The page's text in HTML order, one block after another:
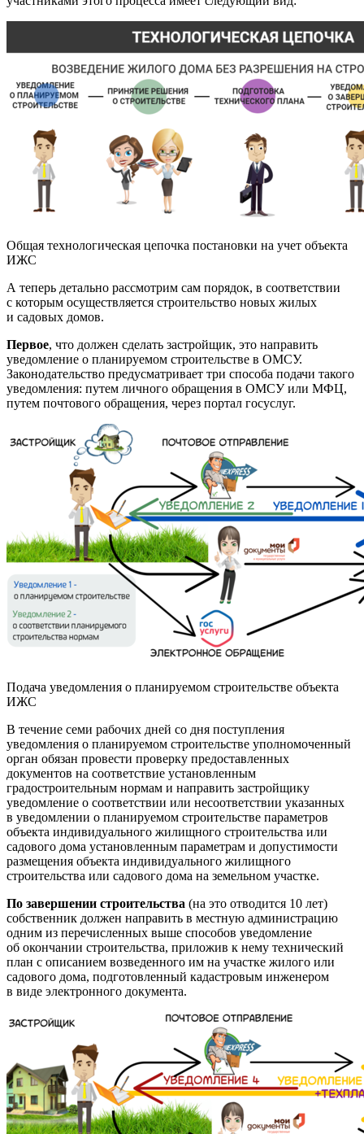
Общая технологическая цепочка постановки на учет объекта
ИЖС
А теперь детально рассмотрим сам порядок, в соответствии
с которым осуществляется строительство новых жилых
и садовых домов.
Первое, что должен сделать застройщик, это направить
уведомление о планируемом строительстве в ОМСУ.
Законодательство предусматривает три способа подачи такого
уведомления: путем личного обращения в ОМСУ или МФЦ,
путем почтового обращения, через портал госуслуг.
Подача уведомления о планируемом строительстве объекта
ИЖС
В течение семи рабочих дней со дня поступления
уведомления о планируемом строительстве уполномоченный
орган обязан провести проверку предоставленных
документов на соответствие установленным
градостроительным нормам и направить застройщику
уведомление о соответствии или несоответствии указанных
в уведомлении о планируемом строительстве параметров
объекта индивидуального жилищного строительства или
садового дома установленным параметрам и допустимости
размещения объекта индивидуального жилищного
строительства или садового дома на земельном участке.
По завершении строительства (на это отводится 10 лет)
собственник должен направить в местную администрацию
одним из перечисленных выше способов уведомление
об окончании строительства, приложив к нему технический
план с описанием возведенного им на участке жилого или
садового дома, подготовленный кадастровым инженером
в виде электронного документа.